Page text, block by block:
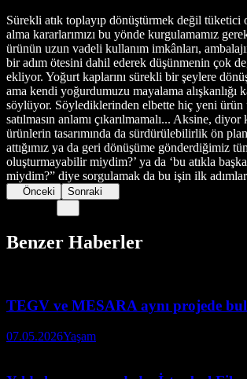
Sürekli atık toplayıp dönüştürmek değil tüketici
alma kararlarımızı bu yönde kurgulamamız
ürünün uzun vadeli kullanım imkânları,
bir adım ötesini dahil ederek düşünmenin çok
ekliyor. Yoğurt kaplarını sürekli bir şeylere
ama kendi yoğurdumuzu mayalama alışkanlığı
söylüyor. Söylediklerinden elbette hiç yeni ürün
satılmasın anlamı çıkarılmamalı... Aksine,
ürünlerin tasarımında da sürdürülebilirlik ön
attığımız ya da geri dönüşüme gönderdiğimiz
oluşturmayabilir miydim?’ ya da ‘bu atıkla
miydim?” diye sorgulamak da bu işin ilk
Önceki Sonraki
Benzer Haberler
TEGV ve MESARA aynı projede
07.05.2026Yaşam